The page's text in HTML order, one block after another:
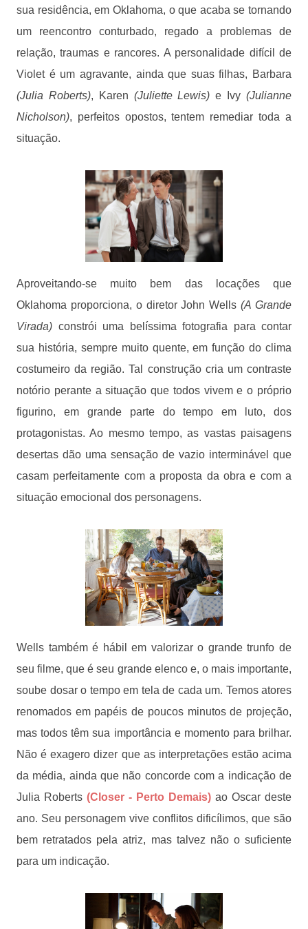
sua residência, em Oklahoma, o que acaba se tornando
um reencontro conturbado, regado a problemas de
relação, traumas e rancores. A personalidade difícil de
Violet é um agravante, ainda que suas filhas, Barbara
(Julia Roberts), Karen (Juliette Lewis) e Ivy(Julianne
Nicholson), perfeitos opostos, tentem remediar toda a
situação.
Aproveitando-se muito bem das locações que
Oklahoma proporciona, o diretor John Wells(A Grande
Virada) constrói uma belíssima fotografia para contar
sua história, sempre muito quente, em função do clima
costumeiro da região. Tal construção cria um contraste
notório perante a situação que todos vivem e o próprio
figurino, em grande parte do tempo em luto, dos
protagonistas. Ao mesmo tempo, as vastas paisagens
desertas dão uma sensação de vazio interminável que
casam perfeitamente com a proposta da obra e com a
situação emocional dos personagens.
Wells também é hábil em valorizar o grande trunfo de
seu filme, que é seu grande elenco e, o mais importante,
soube dosar o tempo em tela de cada um. Temos atores
renomados em papéis de poucos minutos de projeção,
mas todos têm sua importância e momento para brilhar.
Não é exagero dizer que as interpretações estão acima
da média, ainda que não concorde com a indicação de
Julia Roberts (Closer - Perto Demais) ao Oscar deste
ano. Seu personagem vive conflitos dificílimos, que são
bem retratados pela atriz, mas talvez não o suficiente
para um indicação.